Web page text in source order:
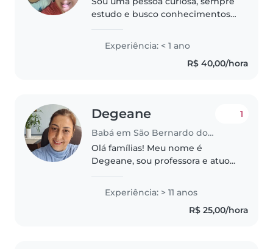
estudo e busco conhecimentos
atenciosa e carinhosa, incisiva
quando necessário, sei ponderar
é manter a calma em situações..
Experiência: < 1 ano
R$ 40,00/hora
Degeane
Babá em São Bernardo do Campo
1
Olá famílias! Meu nome é
Degeane, sou professora e atuo
etária do Berçário, e Educação
Infantil. Sou dinâmica, carinhosa
e muito paciente, tranquila..
Experiência: > 11 anos
R$ 25,00/hora